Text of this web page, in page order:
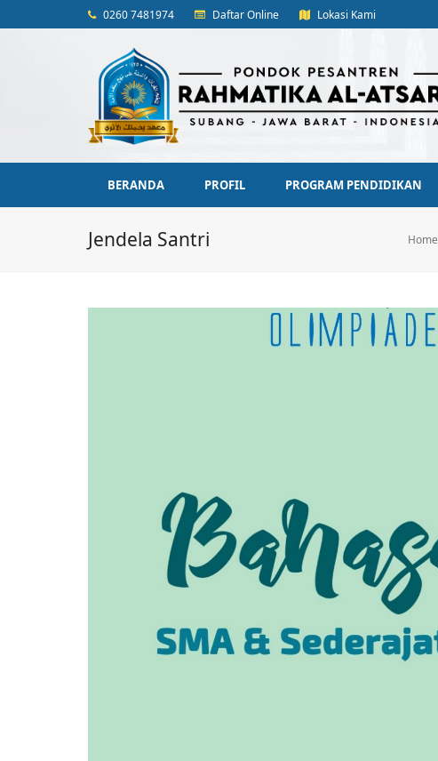
0260 7481974 Daftar Online Lokasi Kami
BERANDA PROFIL PROGRAM PENDIDIKAN
Jendela Santri Home